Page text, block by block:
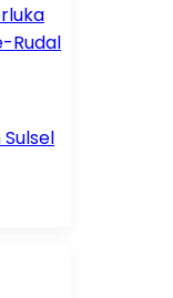
Rudal